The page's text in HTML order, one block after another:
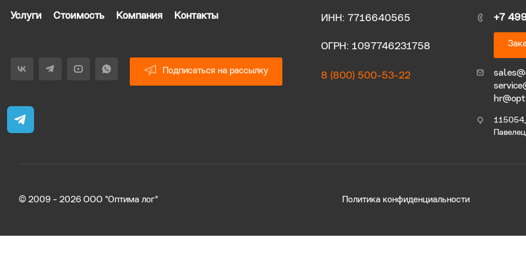
Услуги Стоимость Компания Контакты
Подписаться на рассылку
ИНН: 7716640565
ОГРН: 1097746231758
8 (800) 500-53-22
+7
115054,
© 2009 - 2026 ООО "Оптима лог" Политика конфиденциальности